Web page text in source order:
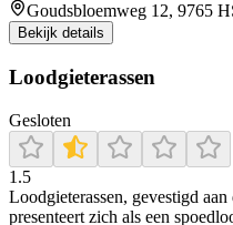
Goudsbloemweg 12, 9765
Bekijk details
Loodgieterassen
Gesloten
1.5
Loodgieterassen, gevestigd
presenteert zich als een